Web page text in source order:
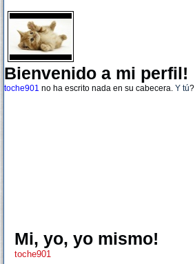
Bienvenido a mi perfil!
toche901 no ha escrito nada en su cabecera. Y tú?
Mi, yo, yo mismo!
toche901